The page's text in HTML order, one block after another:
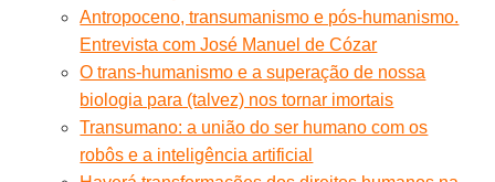
Antropoceno, transumanismo e pós-humanismo.
Entrevista com José Manuel de Cózar
O trans-humanismo e a superação de nossa
biologia para (talvez) nos tornar imortais
Transumano: a união do ser humano com os
robôs e a inteligência artificial